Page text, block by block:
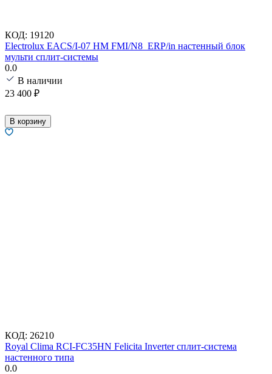
КОД: 19120
Electrolux EACS/I-07 HM FMI/N8_ERP/in настенный блок
мульти сплит-системы
0.0
В наличии
23 400 ₽
В корзину
КОД: 26210
Royal Clima RCI-FC35HN Felicita Inverter сплит-система
настенного типа
0.0